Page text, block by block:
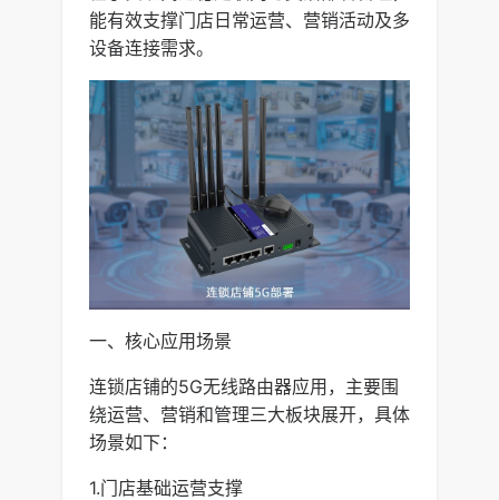
能有效支撑门店日常运营、营销活动及多
设备连接需求。
一、核心应用场景
连锁店铺的5G无线路由器应用，主要围
绕运营、营销和管理三大板块展开，具体
场景如下：
1.门店基础运营支撑